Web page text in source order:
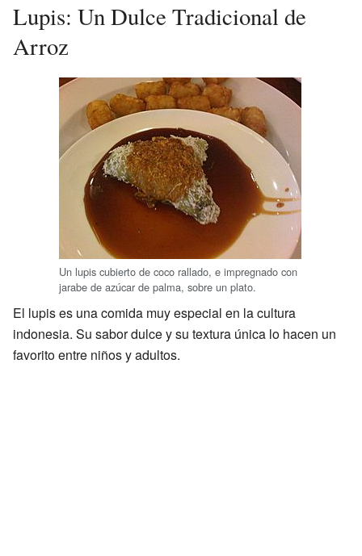
Lupis: Un Dulce Tradicional de
Arroz
Un lupis cubierto de coco rallado, e impregnado con
jarabe de azúcar de palma, sobre un plato.
El lupis es una comida muy especial en la cultura
indonesia. Su sabor dulce y su textura única lo hacen un
favorito entre niños y adultos.